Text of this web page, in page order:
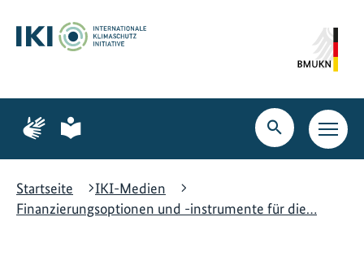
Hauptinhalt
springen
Suche
springen
Hauptnavigation
springen
Zur
Seite
Gebärdensprache
Zur
Seite
leichte
Suche
öffnen
Startseite
IKI-Medien
Finanzierungsoptionen und -instrumente für die…